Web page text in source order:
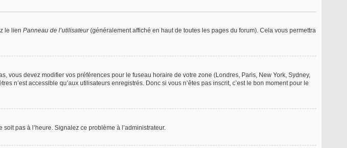
le lien Panneau de l’utilisateur(généralement affiché en haut de toutes les pages du forum). Cela vous permettra
vous devez modifier vos préférences pour le fuseau horaire de votre zone (Londres, Paris, New York, Sydney,
n’est accessible qu’aux utilisateurs enregistrés. Donc si vous n’êtes pas inscrit, c’est le bon moment pour le
pas à l’heure. Signalez ce problème à l’administrateur.